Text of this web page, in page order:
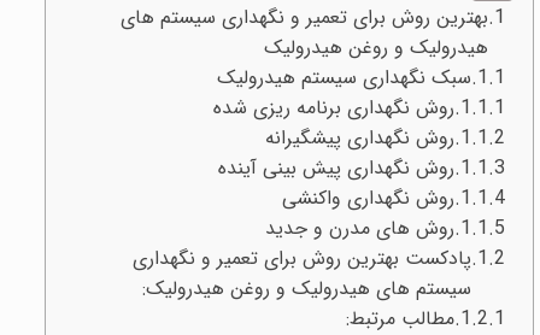
بهترین روش برای تعمیر و نگهداری سيستم های
هيدروليک و روغن هیدرولیک
سبک نگهداری سيستم هیدرولیک
روش نگهداری برنامه ریزی شده
روش نگهداری پیشگیرانه
روش نگهداری پیش بينی آینده
روش نگهداری واکنشی
روش های مدرن و جدید
پادکست بهترین روش برای تعمیر و نگهداری
سيستم های هيدروليک و روغن هیدرولیک:
مطالب مرتبط: